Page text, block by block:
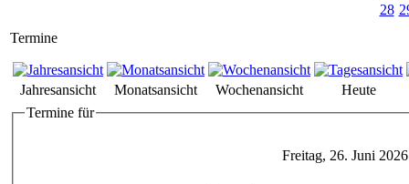
28
Termine
Jahresansicht Monatsansicht Wochenansicht
Heute
Termine für
Freitag, 26. Juni 2026